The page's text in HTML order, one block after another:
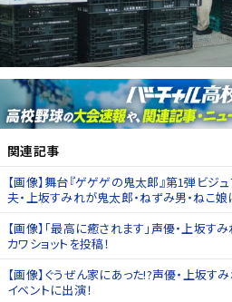
関連記事
【画像】舞台『ゲゲゲの鬼太郎』第1弾ビジ
夫・上坂すみれが鬼太郎・ねずみ男・ねこ娘
【画像】「最高に癒されます」声優・上坂
カワショットを投稿！
【画像】ぐうぜん家にあった!?声優・上坂す
イベントに出演！